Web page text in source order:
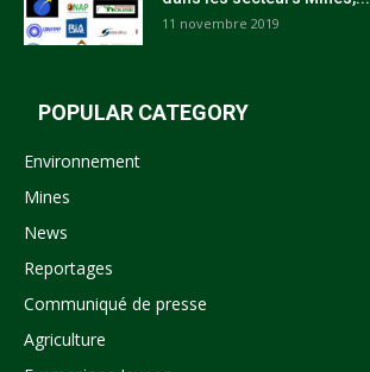
11 novembre 2019
POPULAR CATEGORY
Environnement
Mines
News
Reportages
Communiqué de presse
Agriculture